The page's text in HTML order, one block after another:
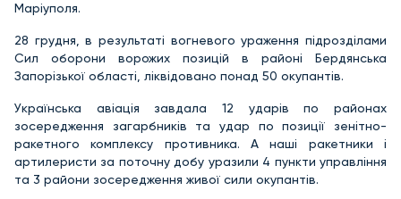
Маріуполя.
28 грудня, в результаті вогневого ураження підрозділами
Сил оборони ворожих позицій в районі Бердянська
Запорізької області, ліквідовано понад 50 окупантів.
Українська авіація завдала 12 ударів по районах
зосередження загарбників та удар по позиції зенітно-
ракетного комплексу противника. А наші ракетники і
артилеристи за поточну добу уразили 4 пункти управління
та 3 райони зосередження живої сили окупантів.